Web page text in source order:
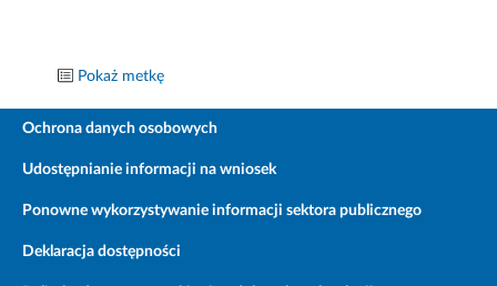
Pokaż metkę
Ochrona danych osobowych
Udostępnianie informacji na wniosek
Ponowne wykorzystywanie informacji sektora publicznego
Deklaracja dostępności